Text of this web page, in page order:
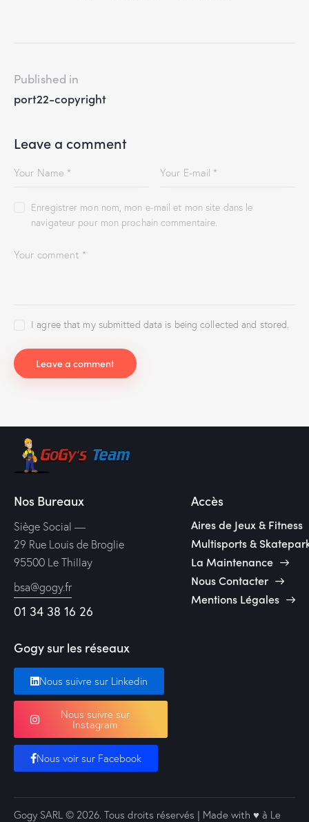
Published in
port22-copyright
Leave a comment
Enregistrer mon nom, mon e-mail et mon site dans le
navigateur pour mon prochain commentaire.
I agree that my submitted data is being collected and stored.
Nos Bureaux
Siège Social —
29 Rue Louis de Broglie
95500 Le Thillay
bsa@gogy.fr
01 34 38 16 26
Accès
Aires de Jeux & Fitness
Multisports &
La Maintenance
Nous Contacter
Mentions Légales
Gogy sur les réseaux
Nous suivre sur Linkedin
Nous suivre sur
Instagram
Nous voir sur Facebook
Gogy SARL © 2026. Tous droits réservés | Made with ♥️ à Le